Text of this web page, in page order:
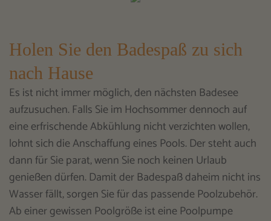
Holen Sie den Badespaß zu sich
nach Hause
Es ist nicht immer möglich, den nächsten Badesee
aufzusuchen. Falls Sie im Hochsommer dennoch auf
eine erfrischende Abkühlung nicht verzichten wollen,
lohnt sich die Anschaffung eines Pools. Der steht auch
dann für Sie parat, wenn Sie noch keinen Urlaub
genießen dürfen. Damit der Badespaß daheim nicht ins
Wasser fällt, sorgen Sie für das passende Poolzubehör.
Ab einer gewissen Poolgröße ist eine Poolpumpe